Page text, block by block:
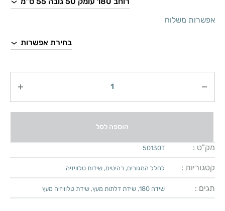
אפשרות משלוח
הוספה לסל
מק"ט : 50130T
קטגוריות : לחלל המגורים, רהיטים, שידות טלוויזיה
תגים : שידה 180 , שידת דלתות מעץ, שידת טלוויזיה מעץ